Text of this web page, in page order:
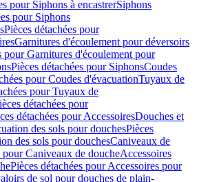
pour Siphons à encastrerSiphons
pour Siphons
Pièces détachées pour
Garnitures d'écoulement pour déversoirs
pour Garnitures d'écoulement pour
Pièces détachées pour SiphonsCoudes
pour Coudes d'évacuationTuyaux de
pour Tuyaux de
détachées pour
détachées pour AccessoiresDouches et
des sols pour douchesPièces
des sols pour douchesCaniveaux de
pour Caniveaux de doucheAccessoires
Pièces détachées pour Accessoires pour
de sol pour douches de plain-